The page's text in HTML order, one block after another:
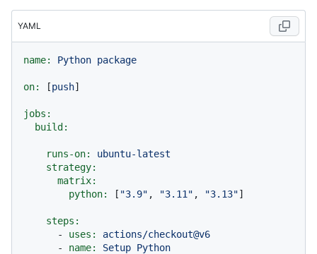
YAML
name: Python package
on: [push]
jobs:
build:
runs-on:
ubuntu-latest
strategy:
matrix:
python:
[ "3.9" , "3.11" , "3.13"]
steps:
-
uses:
actions/checkout@v6
-
name: Setup Python